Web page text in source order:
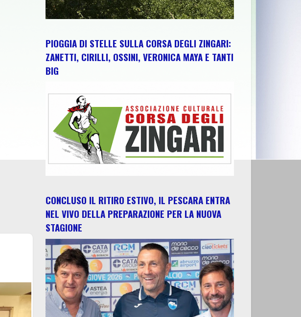
PIOGGIA DI STELLE SULLA CORSA DEGLI ZINGARI:
ZANETTI, CIRILLI, OSSINI, VERONICA MAYA E TANTI
BIG
CONCLUSO IL RITIRO ESTIVO, IL PESCARA ENTRA
NEL VIVO DELLA PREPARAZIONE PER LA NUOVA
STAGIONE